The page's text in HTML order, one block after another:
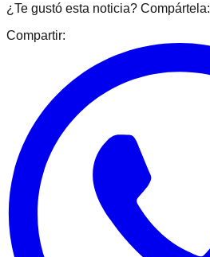
¿Te gustó esta noticia? Compártela:
Compartir: